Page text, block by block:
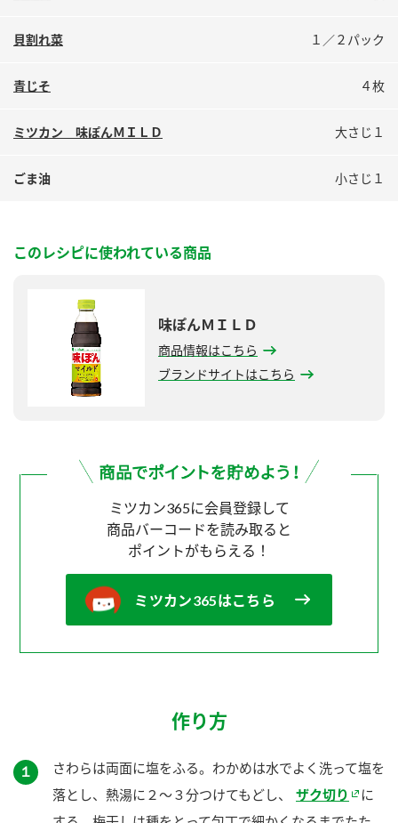
貝割れ菜 １／２パック
青じそ ４枚
ミツカン 味ぽんＭＩＬＤ 大さじ１
ごま油 小さじ１
このレシピに使われている商品
味ぽんＭＩＬＤ
商品情報はこちら
ブランドサイトはこちら
ミツカン365に会員登録して
商品バーコードを読み取ると
ポイントがもらえる！
ミツカン365はこちら
作り方
１
さわらは両面に塩をふる。わかめは水でよく洗って塩を
落とし、熱湯に２～３分つけてもどし、
ザク切り
に